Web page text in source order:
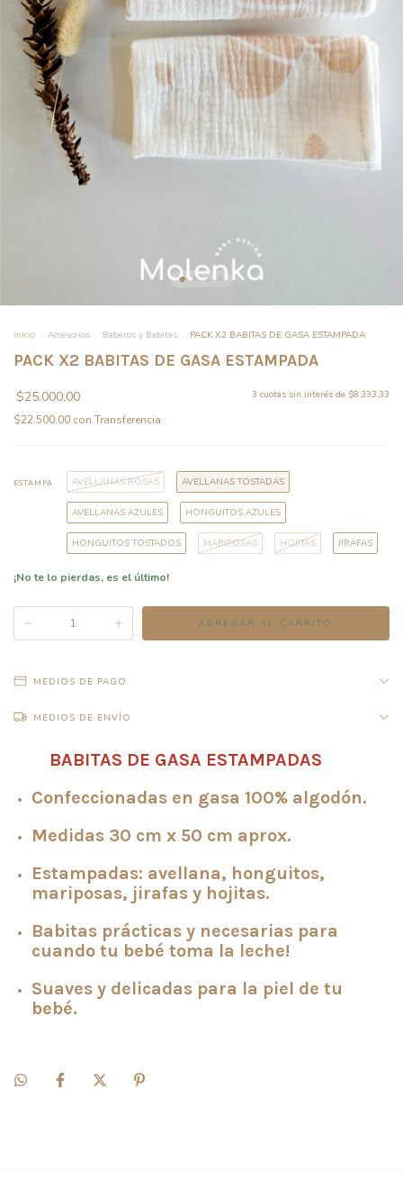
Inicio . Accesorios . Baberos y Babitas . PACK X2 BABITAS DE GASA ESTAMPADA
PACK X2 BABITAS DE GASA ESTAMPADA
$25.000,00 3 cuotas sin interés de $8.333,33
$22.500,00 con Transferencia
ESTAMPA AVELLANAS ROSAS AVELLANAS TOSTADAS
AVELLANAS AZULES HONGUITOS AZULES
HONGUITOS TOSTADOS MARIPOSAS HOJITAS JIRAFAS
¡No te lo pierdas, es el último!
MEDIOS DE PAGO
MEDIOS DE ENVÍO
BABITAS DE GASA ESTAMPADAS
Confeccionadas en gasa 100% algodón.
Medidas 30 cm x 50 cm aprox.
Estampadas: avellana, honguitos,
mariposas, jirafas y hojitas.
Babitas prácticas y necesarias para
cuando tu bebé toma la leche!
Suaves y delicadas para la piel de tu
bebé.